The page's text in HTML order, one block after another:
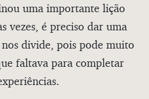
uma importante lição
vezes, é preciso dar uma
divide, pois pode muito
faltava para completar